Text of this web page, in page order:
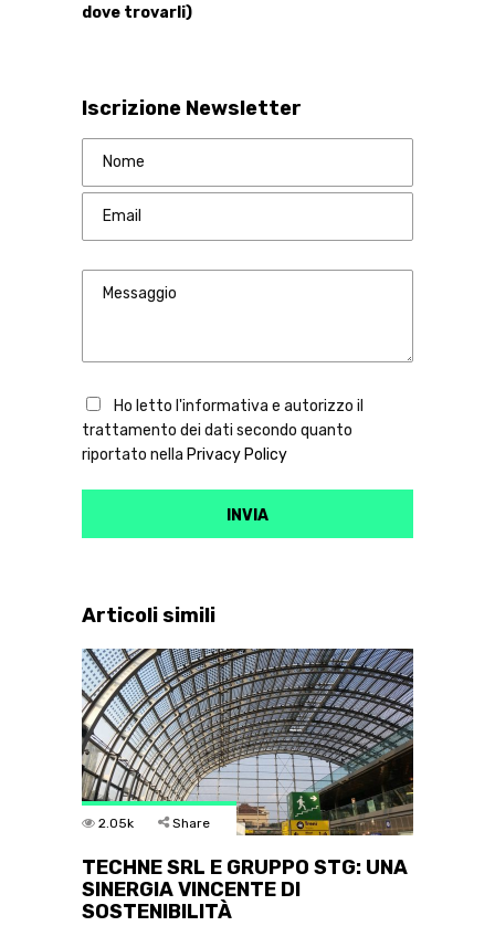
dove trovarli)
Iscrizione Newsletter
Ho letto l'informativa e autorizzo il
trattamento dei dati secondo quanto
riportato nella Privacy Policy
Articoli simili
2.05k Share
TECHNE SRL E GRUPPO STG: UNA
SINERGIA VINCENTE DI
SOSTENIBILITÀ